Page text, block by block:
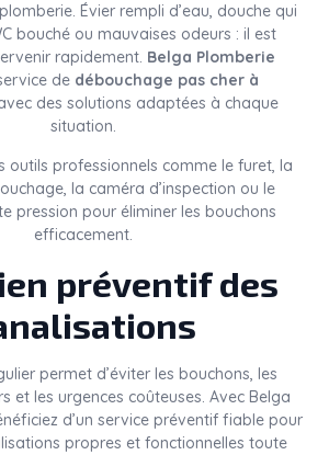
Évier rempli d’eau, douche qui
bouché ou mauvaises odeurs : il est
rapidement. Belga Plomberie
de débouchage pas cher à
des solutions adaptées à chaque
situation.
outils professionnels comme le furet, la
la caméra d’inspection ou le
pression pour éliminer les bouchons
efficacement.
préventif des
permet d’éviter les bouchons, les
et les urgences coûteuses. Avec Belga
d’un service préventif fiable pour
propres et fonctionnelles toute